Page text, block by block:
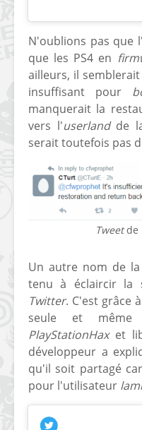
N'oublions pas que l'
que les PS4 en
ailleurs, il
insuffisant pour
manquerait la
vers l'userlandde
serait toutefois pas
Tweetde
Un autre nom de la
tenu à éclaircir la
Twitter. C'est grâce
seule et même
PlayStationHaxet
développeur a
qu'il soit partagé
pour l'utilisateur